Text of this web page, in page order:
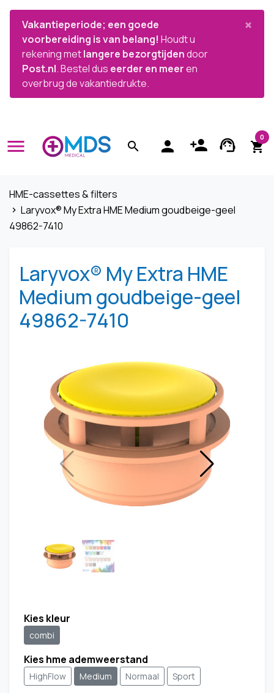
×
Vakantieperiode; een goede
voorbereiding is van belang! Houdt u
rekening metlangere bezorgtijdendoor
Post.nl. Bestel dus eerder en meeren
overbrug de vakantiedrukte.
menu search person person_add support_agent shopping_cart
0
HME-cassettes & filters
navigate_next Laryvox® My Extra HME Medium goudbeige-geel
49862-7410
Laryvox® My Extra HME
Medium goudbeige-geel
49862-7410


Kies kleur
combi
Kies hme ademweerstand
HighFlow Medium Normaal Sport